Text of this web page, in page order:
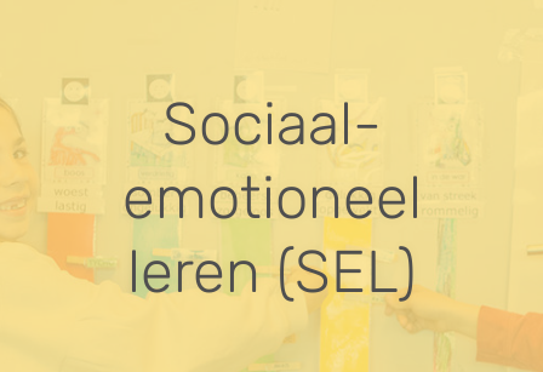
Sociaal-
emotioneel
leren (SEL)